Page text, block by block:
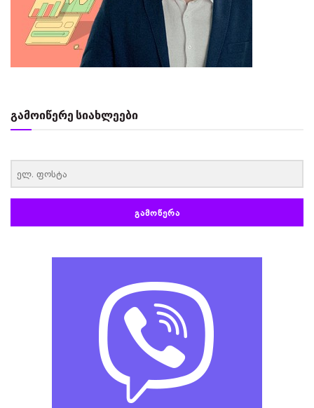
გამოიწერე სიახლეები
ᲒᲐᲛᲝᲬᲔᲠᲐ